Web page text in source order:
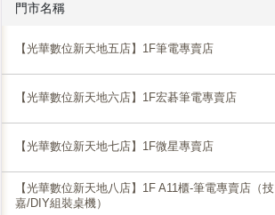
門市名稱
【光華數位新天地五店】1F筆電專賣店
【光華數位新天地六店】1F宏碁筆電專賣店
【光華數位新天地七店】1F微星專賣店
【光華數位新天地八店】1F A11櫃-筆電專賣店（技
嘉/DIY組裝桌機）